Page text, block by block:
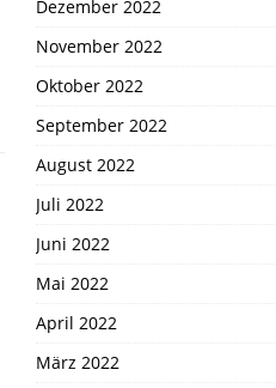
Dezember 2022
November 2022
Oktober 2022
September 2022
August 2022
Juli 2022
Juni 2022
Mai 2022
April 2022
März 2022